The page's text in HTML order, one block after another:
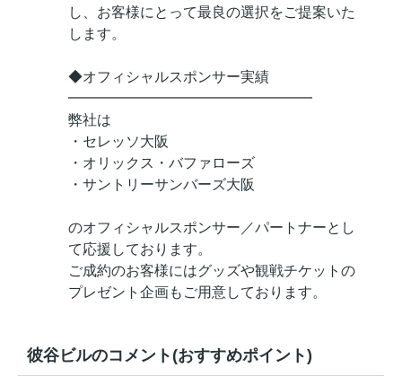
し、お客様にとって最良の選択をご提案いた
します。
◆オフィシャルスポンサー実績
━━━━━━━━━━━━━━━━━
弊社は
・セレッソ大阪
・オリックス・バファローズ
・サントリーサンバーズ大阪
のオフィシャルスポンサー／パートナーとし
て応援しております。
ご成約のお客様にはグッズや観戦チケットの
プレゼント企画もご用意しております。
彼谷ビルのコメント(おすすめポイント)